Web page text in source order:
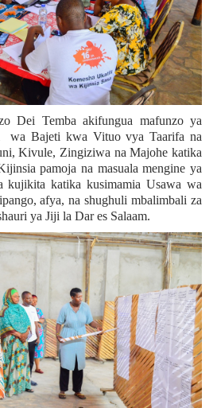
Dei Temba akifungua mafunzo ya
wa Bajeti kwa Vituo vya Taarifa na
Kivule, Zingiziwa na Majohe katika
pamoja na masuala mengine ya
katika kusimamia Usawa wa
afya, na shughuli mbalimbali za
ya Jiji la Dar es Salaam.